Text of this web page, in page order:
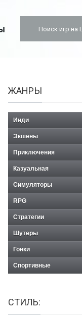
ЖАНРЫ
Инди
Экшены
Приключения
Казуальная
Симуляторы
RPG
Стратегии
Шутеры
Гонки
Спортивные
СТИЛЬ: